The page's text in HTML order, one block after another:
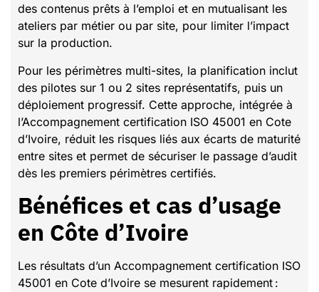
des contenus prêts à l’emploi et en mutualisant les
ateliers par métier ou par site, pour limiter l’impact
sur la production.
Pour les périmètres multi-sites, la planification inclut
des pilotes sur 1 ou 2 sites représentatifs, puis un
déploiement progressif. Cette approche, intégrée à
l’Accompagnement certification ISO 45001 en Cote
d’Ivoire, réduit les risques liés aux écarts de maturité
entre sites et permet de sécuriser le passage d’audit
dès les premiers périmètres certifiés.
Bénéfices et cas d’usage
en Côte d’Ivoire
Les résultats d’un Accompagnement certification ISO
45001 en Cote d’Ivoire se mesurent rapidement :